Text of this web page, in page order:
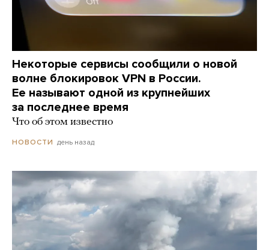
Некоторые сервисы сообщили о новой
волне блокировок VPN в России.
Ее называют одной из крупнейших
за последнее время
Что об этом известно
НОВОСТИ день назад